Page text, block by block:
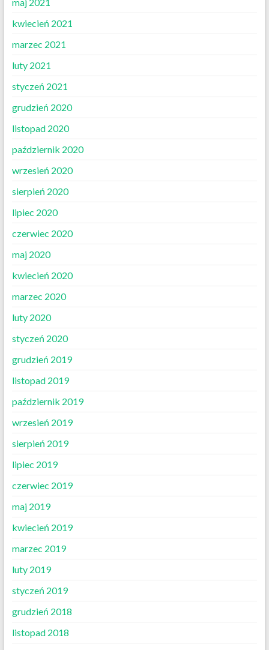
kwiecień 2021
marzec 2021
luty 2021
styczeń 2021
grudzień 2020
listopad 2020
październik 2020
wrzesień 2020
sierpień 2020
lipiec 2020
czerwiec 2020
maj 2020
kwiecień 2020
marzec 2020
luty 2020
styczeń 2020
grudzień 2019
listopad 2019
październik 2019
wrzesień 2019
sierpień 2019
lipiec 2019
czerwiec 2019
maj 2019
kwiecień 2019
marzec 2019
luty 2019
styczeń 2019
grudzień 2018
listopad 2018